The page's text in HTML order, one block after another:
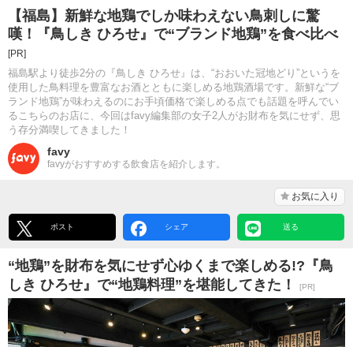
【福島】新鮮な地鶏でしか味わえない鳥刺しに驚
嘆！『鳥しき ひろせ』で“ブランド地鶏”を食べ比べ
[PR]
福島駅より徒歩2分の『鳥しき ひろせ』は、“おおいた冠地どり”というを
使用した鳥料理を豊富なお酒とともに楽しめる地鶏酒場です。新鮮な“ブ
ランド地鶏”が味わえるのにお手頃価格で楽しめる点でも話題を呼んでい
るこちらのお店に、今回はfavy編集部の女子2人がお財布を気にせず、思
う存分満喫してきました！
favy
favyがおすすめする飲食店を紹介します。
お気に入り
ポスト シェア 送る
“地鶏”を財布を気にせず心ゆくまで楽しめる!?『鳥
しき ひろせ』で“地鶏料理”を堪能してきた！
[PR]